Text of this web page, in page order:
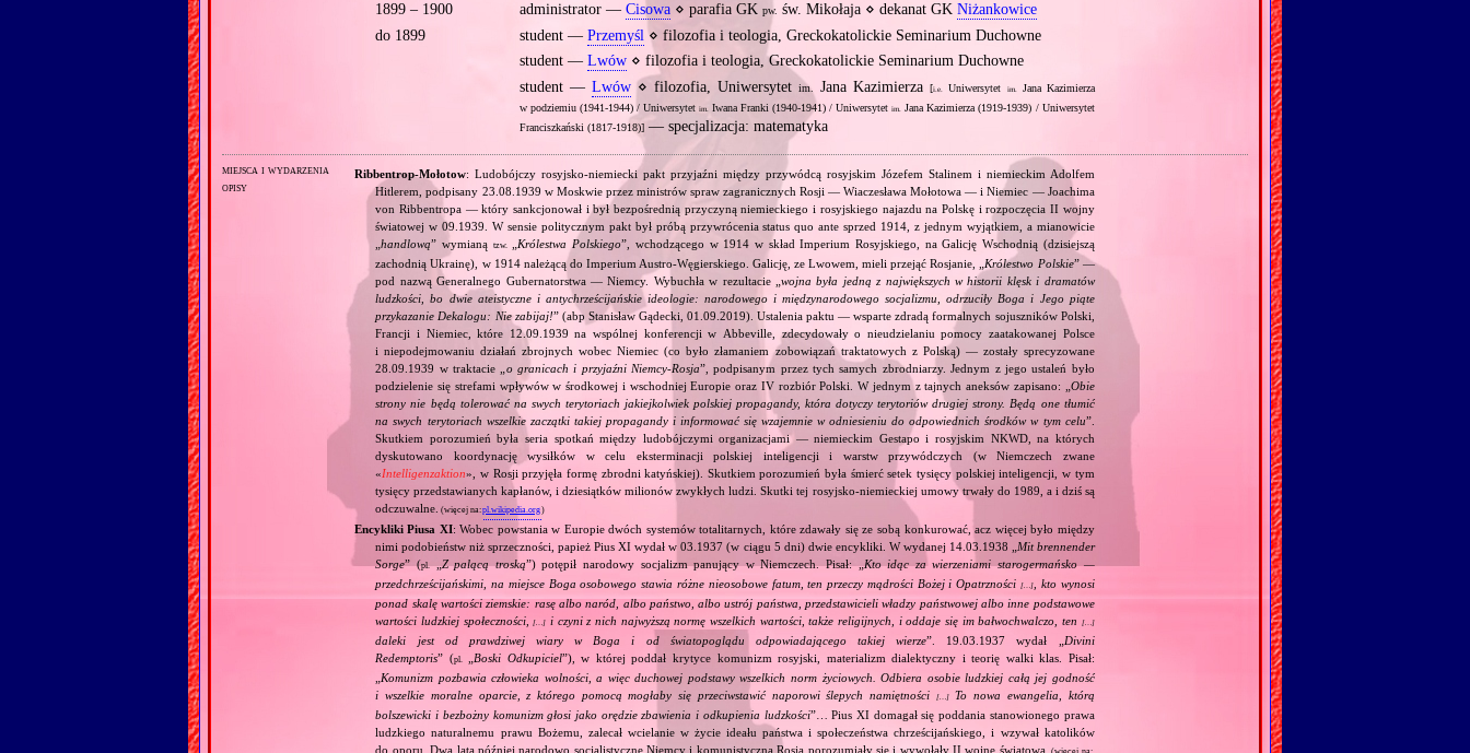
1899 – 1900
administrator — Cisowa⋄ parafia GK pw. św. Mikołaja ⋄ dekanat GK Niżankowice
do 1899
student — Przemyśl ⋄ filozofia i teologia, Greckokatolickie Seminarium Duchowne
student — Lwów⋄ filozofia i teologia, Greckokatolickie Seminarium Duchowne
student — Lwów⋄ filozofia, Uniwersytetim. Jana Kazimierza[i.e. Uniwersytet im.
Jana Kazimierza
w podziemiu (1941‐1944) / Uniwersytetim. Iwana Franki (1940‐1941) / Uniwersytetim.
Jana Kazimierza (1919‐1939) / Uniwersytet
Franciszkański (1817‐1918)]— specjalizacja: matematyka
miejsca i wydarzenia
opisy
Ribbentrop‐Mołotow: Ludobójczy rosyjsko‐niemiecki pakt przyjaźni między przywódcą rosyjskim Józefem Stalinem i niemieckim Adolfem
Hitlerem, podpisany 23.08.1939 w Moskwie przez ministrów spraw zagranicznych Rosji — Wiaczesława Mołotowa — i Niemiec — Joachima
von Ribbentropa — który sankcjonował i był bezpośrednią przyczyną niemieckiego i rosyjskiego najazdu na Polskę i rozpoczęcia II wojny
światowej w 09.1939. W sensie politycznym pakt był próbą przywrócenia status quo ante sprzed 1914, z jednym wyjątkiem, a mianowicie
„handlową” wymianą tzw. Królestwa Polskiego”, wchodzącego w 1914 w skład Imperium Rosyjskiego, na Galicję Wschodnią (dzisiejszą
zachodnią Ukrainę), w 1914 należącą do Imperium Austro‐Węgierskiego. Galicję, ze Lwowem, mieli przejąć Rosjanie, „ Królestwo Polskie” —
pod nazwą Generalnego Gubernatorstwa — Niemcy. Wybuchła w rezultacie „ wojna była jedną z największych w historii klęsk i dramatów
ludzkości, bo dwie ateistyczne i antychrześcijańskie ideologie: narodowego i międzynarodowego socjalizmu, odrzuciły Boga i Jego piąte
przykazanie Dekalogu: Nie zabijaj!” (abp Stanisław Gądecki, 01.09.2019). Ustalenia paktu — wsparte zdradą formalnych sojuszników Polski,
Francji i Niemiec, które 12.09.1939 na wspólnej konferencji w Abbeville, zdecydowały o nieudzielaniu pomocy zaatakowanej Polsce
i niepodejmowaniu działań zbrojnych wobec Niemiec (co było złamaniem zobowiązań traktatowych z Polską) — zostały sprecyzowane
28.09.1939 w traktacie „ o granicach i przyjaźni Niemcy‐Rosja”, podpisanym przez tych samych zbrodniarzy. Jednym z jego ustaleń było
podzielenie się strefami wpływów w środkowej i wschodniej Europie oraz IV rozbiór Polski. W jednym z tajnych aneksów zapisano: „ Obie
strony nie będą tolerować na swych terytoriach jakiejkolwiek polskiej propagandy, która dotyczy terytoriów drugiej strony. Będą one tłumić
na swych terytoriach wszelkie zaczątki takiej propagandy i informować się wzajemnie w odniesieniu do odpowiednich środków w tym celu”.
Skutkiem porozumień była seria spotkań między ludobójczymi organizacjami — niemieckim Gestapo i rosyjskim NKWD, na których
dyskutowano koordynację wysiłków w celu eksterminacji polskiej inteligencji i warstw przywódczych (w Niemczech zwane
«Intelligenzaktion», w Rosji przyjęła formę zbrodni katyńskiej). Skutkiem porozumień była śmierć setek tysięcy polskiej inteligencji, w tym
tysięcy przedstawianych kapłanów, i dziesiątków milionów zwykłych ludzi. Skutki tej rosyjsko‐niemieckiej umowy trwały do 1989, a i dziś są
odczuwalne. (więcej na:pl.wikipedia.org)
Encykliki Piusa XI: Wobec powstania w Europie dwóch systemów totalitarnych, które zdawały się ze sobą konkurować, acz więcej było między
nimi podobieństw niż sprzeczności, papież Pius XI wydał w 03.1937 (w ciągu 5 dni) dwie encykliki. W wydanej 14.03.1938 „
Mit brennender
Sorge” (pl.„Z palącą troską”) potępił narodowy socjalizm panujący w Niemczech. Pisał: „Kto idąc za wierzeniami starogermańsko —
przedchrześcijańskimi, na miejsce Boga osobowego stawia różne nieosobowe fatum, ten przeczy mądrości Bożej i Opatrzności[…]
, kto wynosi
ponad skalę wartości ziemskie: rasę albo naród, albo państwo, albo ustrój państwa, przedstawicieli władzy państwowej albo inne podstawowe
wartości ludzkiej społeczności,[…] i czyni z nich najwyższą normę wszelkich wartości, także religijnych, i oddaje się im bałwochwalczo, ten […]
daleki jest od prawdziwej wiary w Boga i od światopoglądu odpowiadającego takiej wierze”. 19.03.1937 wydał „
Divini
Redemptoris” (pl. Boski Odkupiciel”), w której poddał krytyce komunizm rosyjski, materializm dialektyczny i teorię walki klas. Pisał:
Komunizm pozbawia człowieka wolności, a więc duchowej podstawy wszelkich norm życiowych. Odbiera osobie ludzkiej całą jej godność
i wszelkie moralne oparcie, z którego pomocą mogłaby się przeciwstawić naporowi ślepych namiętności
[…]To nowa ewangelia, którą
bolszewicki i bezbożny komunizm głosi jako orędzie zbawienia i odkupienia ludzkości”… Pius XI domagał się poddania stanowionego prawa
ludzkiego naturalnemu prawu Bożemu, zalecał wcielanie w życie ideału państwa i społeczeństwa chrześcijańskiego, i wzywał katolików
do oporu. Dwa lata później narodowo socjalistyczne Niemcy i komunistyczna Rosja porozumiały się i wywołały II wojnę światową.